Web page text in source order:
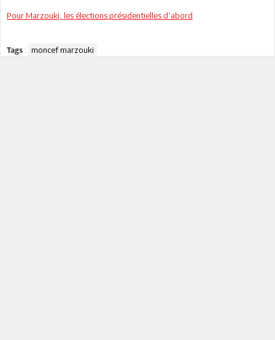
Pour Marzouki, les élections présidentielles d’abord
Tags : moncef marzouki